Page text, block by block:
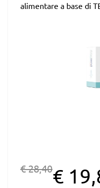
alimentare a base di
€ 28,40€